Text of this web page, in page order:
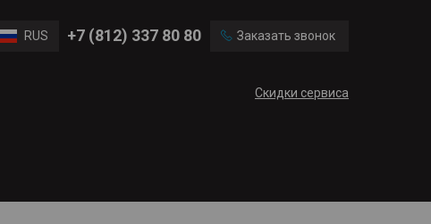
RUS +7 (812) 337 80 80 Заказать звонок
Скидки сервиса